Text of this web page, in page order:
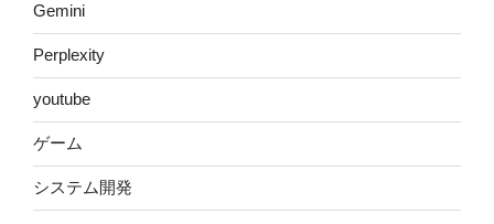
Gemini
Perplexity
youtube
ゲーム
システム開発